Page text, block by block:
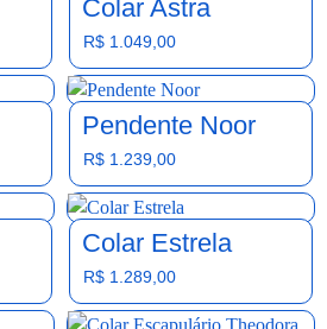
Colar Astra
R$ 1.049,00
Pendente Noor
R$ 1.239,00
Colar Estrela
R$ 1.289,00